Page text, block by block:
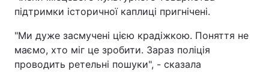
підтримки історичної каплиці пригнічені.
"Ми дуже засмучені цією крадіжкою. Поняття не
маємо, хто міг це зробити. Зараз поліція
проводить ретельні пошуки", - сказала